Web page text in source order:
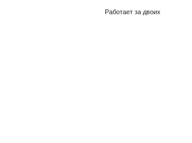
Работает за двоих